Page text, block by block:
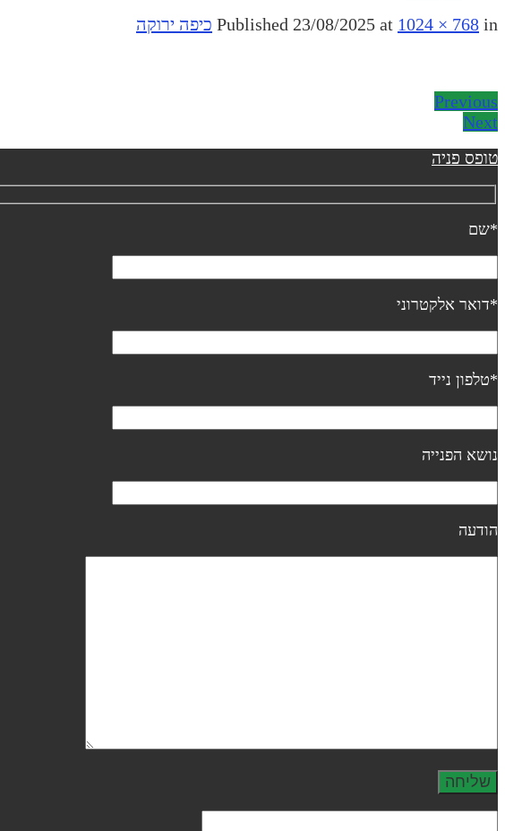
Published 23/08/2025 at 1024 × 768 in כיפה ירוקה
Previous
Next
טופס פניה
*שם
*דואר אלקטרוני
*טלפון נייד
נושא הפנייה
הודעה